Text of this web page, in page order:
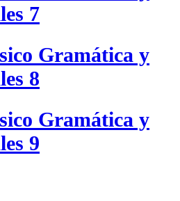
7
Gramática y
8
Gramática y
9